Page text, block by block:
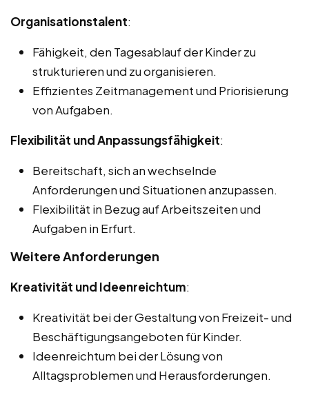
Organisationstalent:
Fähigkeit, den Tagesablauf der Kinder zu
strukturieren und zu organisieren.
Effizientes Zeitmanagement und Priorisierung
von Aufgaben.
Flexibilität und Anpassungsfähigkeit:
Bereitschaft, sich an wechselnde
Anforderungen und Situationen anzupassen.
Flexibilität in Bezug auf Arbeitszeiten und
Aufgaben in Erfurt.
Weitere Anforderungen
Kreativität und Ideenreichtum:
Kreativität bei der Gestaltung von Freizeit- und
Beschäftigungsangeboten für Kinder.
Ideenreichtum bei der Lösung von
Alltagsproblemen und Herausforderungen.